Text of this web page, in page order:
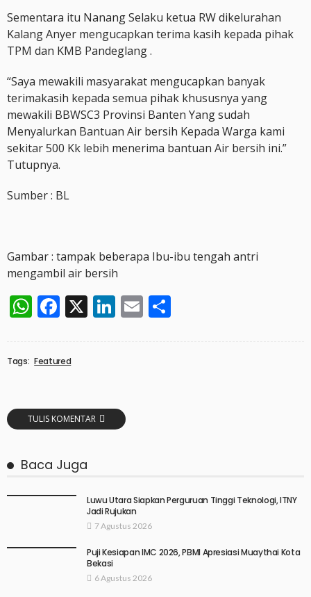
Sementara itu Nanang Selaku ketua RW dikelurahan
Kalang Anyer mengucapkan terima kasih kepada pihak
TPM dan KMB Pandeglang .
“Saya mewakili masyarakat mengucapkan banyak
terimakasih kepada semua pihak khususnya yang
mewakili BBWSC3 Provinsi Banten Yang sudah
Menyalurkan Bantuan Air bersih Kepada Warga kami
sekitar 500 Kk lebih menerima bantuan Air bersih ini.”
Tutupnya.
Sumber : BL
Gambar : tampak beberapa Ibu-ibu tengah antri
mengambil air bersih
WhatsApp
Facebook
X LinkedIn
Email
Tags: Featured
TULIS KOMENTAR
Baca Juga
Luwu Utara Siapkan Perguruan Tinggi Teknologi, ITNY
Jadi Rujukan
7 Agustus 2026
Puji Kesiapan IMC 2026, PBMI Apresiasi Muaythai Kota
Bekasi
6 Agustus 2026